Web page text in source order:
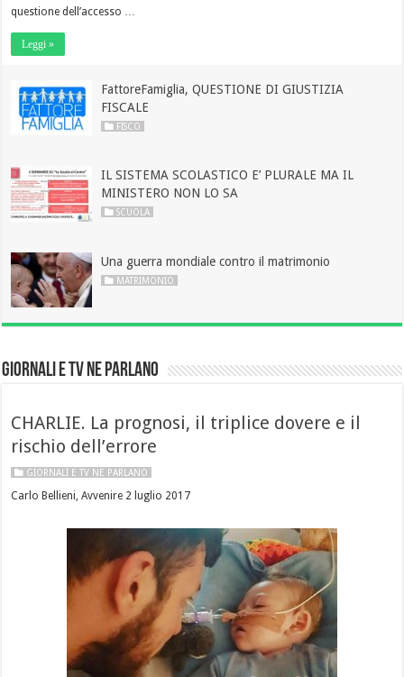
questione dell’accesso …
Leggi »
FattoreFamiglia, QUESTIONE DI GIUSTIZIA
FISCALE
FISCO
IL SISTEMA SCOLASTICO E’ PLURALE MA IL
MINISTERO NON LO SA
SCUOLA
Una guerra mondiale contro il matrimonio
MATRIMONIO
GIORNALI E TV NE PARLANO
CHARLIE. La prognosi, il triplice dovere e il
rischio dell’errore
GIORNALI E TV NE PARLANO
Carlo Bellieni, Avvenire 2 luglio 2017